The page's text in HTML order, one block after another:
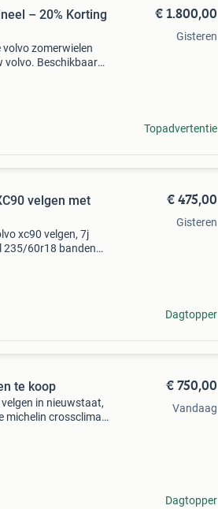
– 20% Korting
volvo zomerwielen
volvo. Beschikbaar
€ 1.800,00
Gisteren
Topadvertentie
velgen met
xc90 velgen, 7j
235/60r18 banden
€ 475,00
Gisteren
Dagtopper
te koop
in nieuwstaat,
michelin crossclimate
€ 750,00
Vandaag
Dagtopper